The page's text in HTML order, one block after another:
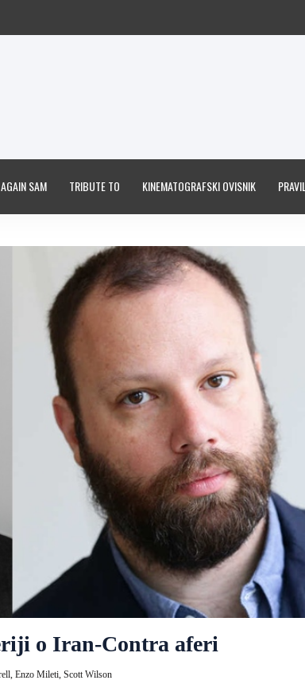
SAM TRIBUTE TO KINEMATOGRAFSKI OVISNIK
o Iran-Contra aferi
Enzo Mileti, Scott Wilson